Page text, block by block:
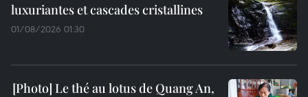
luxuriantes et cascades cristallines
01/08/2026 01:30
Le thé au lotus de Quang An,